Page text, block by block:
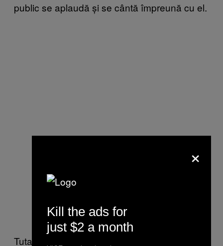
public se aplaudă și se cântă împreună cu el.
Tutar face finalmente un gest altruist și alege
×
Kill the ads for
just $2 a month